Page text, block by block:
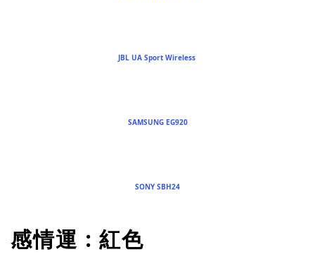
JBL UA Sport Wireless
SAMSUNG EG920
SONY SBH24
感情運 : 紅色